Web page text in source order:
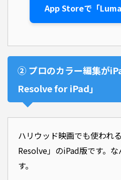
App Storeで「
② プロのカラー編集が
Resolve for iPad」
ハリウッド映画でも使われ
Resolve」のiPad版です。
す。